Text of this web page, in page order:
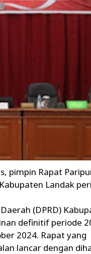
pimpin Rapat
Landak
(DPRD)
definitif periode
2024. Rapat yang
lancar dengan